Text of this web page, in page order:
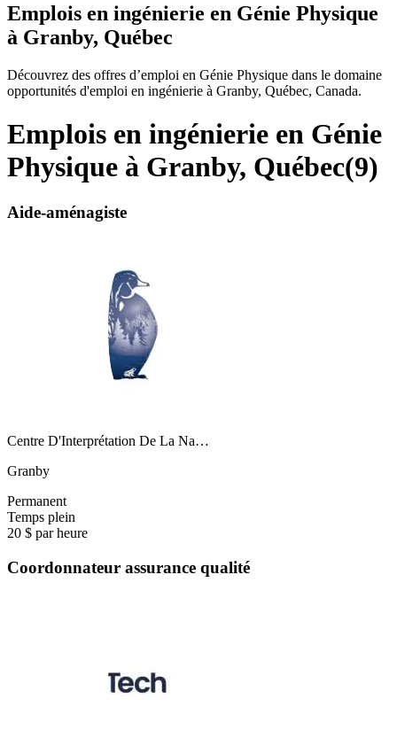
Emplois en ingénierie en Génie Physique
à Granby, Québec
Découvrez des offres d’emploi en Génie Physique dans le domaine
opportunités d'emploi en ingénierie à Granby, Québec, Canada.
Emplois en ingénierie en Génie
Physique à Granby, Québec(9)
Aide-aménagiste
Centre D'Interprétation De La Na…
Granby
Permanent
Temps plein
20 $ par heure
Coordonnateur assurance qualité